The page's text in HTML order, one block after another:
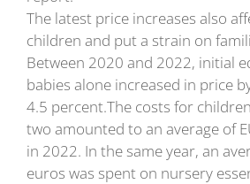
The latest price increases also
children and put a strain on
Between 2020 and 2022, initial
babies alone increased in price
4.5 percent.The costs for
two amounted to an average of
in 2022. In the same year, an
euros was spent on nursery